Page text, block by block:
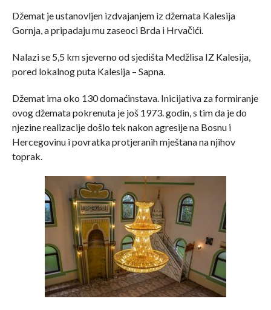
Džemat je ustanovljen izdvajanjem iz džemata Kalesija
Gornja, a pripadaju mu zaseoci Brda i Hrvačići.
Nalazi se 5,5 km sjeverno od sjedišta Medžlisa IZ Kalesija,
pored lokalnog puta Kalesija – Sapna.
Džemat ima oko 130 domaćinstava. Inicijativa za formiranje
ovog džemata pokrenuta je još 1973. godin, s tim da je do
njezine realizacije došlo tek nakon agresije na Bosnu i
Hercegovinu i povratka protjeranih mještana na njihov
toprak.